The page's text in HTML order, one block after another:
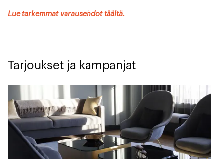
Lue tarkemmat varausehdot täältä.
Tarjoukset ja kampanjat